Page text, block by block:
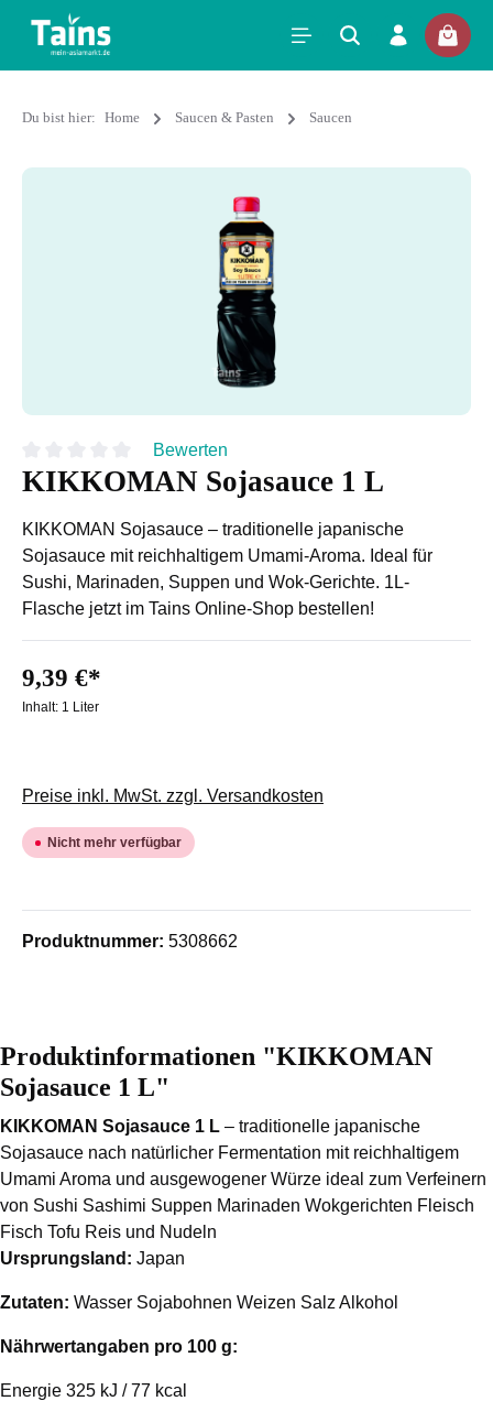
Du bist hier: Home Saucen & Pasten Saucen
Durchschnittliche Bewertung von 0 von 5 Sternen
Bewerten
KIKKOMAN Sojasauce 1 L
KIKKOMAN Sojasauce – traditionelle japanische
Sojasauce mit reichhaltigem Umami-Aroma. Ideal für
Sushi, Marinaden, Suppen und Wok-Gerichte. 1L-
Flasche jetzt im Tains Online-Shop bestellen!
9,39 €*
Inhalt: 1 Liter
Preise inkl. MwSt. zzgl. Versandkosten
Nicht mehr verfügbar
Produktnummer: 5308662
Produktinformationen "KIKKOMAN
Sojasauce 1 L"
KIKKOMAN Sojasauce 1 L – traditionelle japanische
Sojasauce nach natürlicher Fermentation mit reichhaltigem
Umami Aroma und ausgewogener Würze ideal zum Verfeinern
von Sushi Sashimi Suppen Marinaden Wokgerichten Fleisch
Fisch Tofu Reis und Nudeln
Ursprungsland: Japan
Zutaten: Wasser Sojabohnen Weizen Salz Alkohol
Nährwertangaben pro 100 g:
Energie 325 kJ / 77 kcal